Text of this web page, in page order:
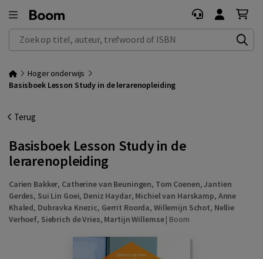
Zoek op titel, auteur, trefwoord of ISBN
Hoger onderwijs
Basisboek Lesson Study in de lerarenopleiding
Terug
Basisboek Lesson Study in de
lerarenopleiding
Carien Bakker, Catherine van Beuningen, Tom Coenen,Jantien
Gerdes, Sui Lin Goei, Deniz Haydar, Michiel van Harskamp, Anne
Khaled, Dubravka Knezic, Gerrit Roorda, Willemijn Schot, Nellie
Verhoef, Siebrich de Vries, Martijn Willemse| Boom